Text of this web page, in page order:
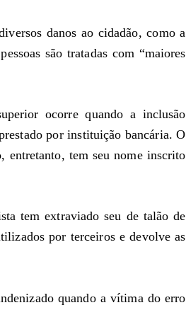
danos ao cidadão, como a
são tratadas com “maiores
ocorre quando a inclusão
por instituição bancária. O
entretanto, tem seu nome inscrito
tem extraviado seu de talão de
por terceiros e devolve as
quando a vítima do erro